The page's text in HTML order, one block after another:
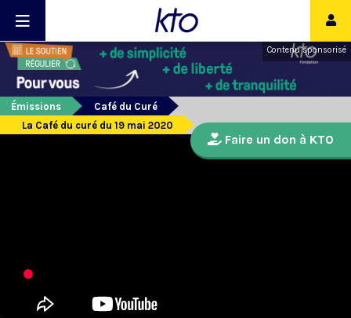
Contenu sponsorisé
Émissions
Café du Curé
La Café du curé du 19 mai 2020
Faire un don à KTO